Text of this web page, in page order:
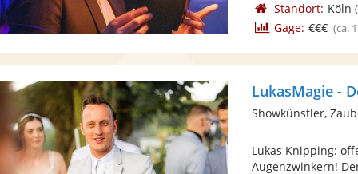
Standort: Köln
Gage: €€€ (ca.
LukasMagie -
Showkünstler,
Lukas Knipping:
Augenzwinkern!